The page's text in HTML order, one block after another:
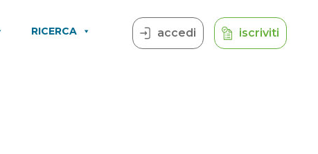
RICERCA accedi iscriviti